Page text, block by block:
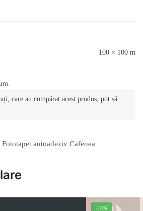
100 × 100 m
care au cumpărat acest produs, pot să
Fototapet autoadeziv Cafenea
-28%